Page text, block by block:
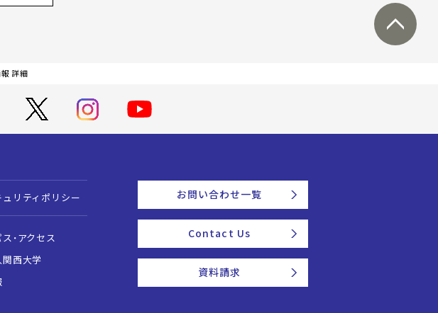
詳細
リティポリシー
・アクセス
西大学
お問い合わせ一覧
Contact Us
資料請求